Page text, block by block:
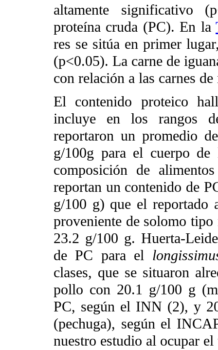
altamente significativo
proteína cruda (PC). En la
res se sitúa en primer
(p<0.05). La carne de
con relación a las carnes
El contenido proteico
incluye en los rangos
reportaron un promedio
g/100g para el cuerpo
composición de
reportan un contenido de
g/100 g) que el reportado
proveniente de solomo
23.2 g/100 g. Huerta-
de PC para el
clases, que se situaron
pollo con 20.1 g/100 g
PC, según el INN (2), y
(pechuga), según el
nuestro estudio al ocupar